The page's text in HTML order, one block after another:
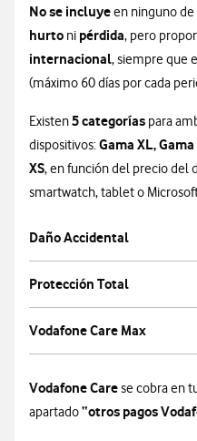
No se incluyeen ninguno
hurto ni pérdida, pero
internacional, siempre que
(máximo 60 días por cada
Existen5 categorías para
dispositivos:Gama XL,
XS, en función del precio del
smartwatch, tablet o
Daño Accidental
Protección Total
Vodafone Care Max
Vodafone Carese cobra en
apartado“otros pagos